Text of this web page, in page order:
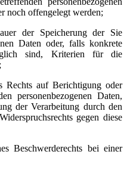
noch offengelegt werden;
Speicherung der Sie
Daten oder, falls konkrete
sind, Kriterien für die
auf Berichtigung oder
personenbezogenen Daten,
der Verarbeitung durch den
gegen diese
bei einer